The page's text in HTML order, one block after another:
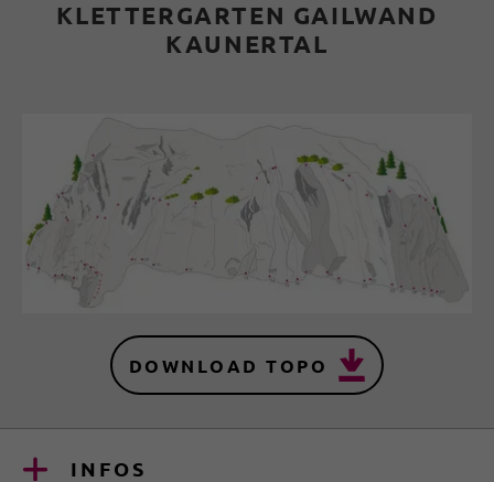
KLETTERGARTEN GAILWAND
KAUNERTAL
DOWNLOAD TOPO
INFOS